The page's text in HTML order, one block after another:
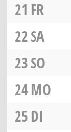
21 FR
22SA
23SO
24MO
25DI